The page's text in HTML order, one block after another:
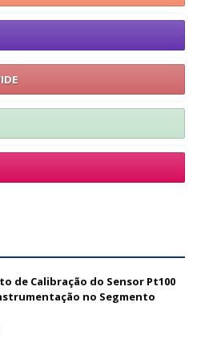
de Calibração do Sensor Pt100
no Segmento